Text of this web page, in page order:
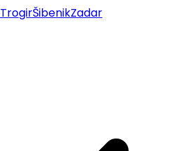
TrogirŠibenikZadar